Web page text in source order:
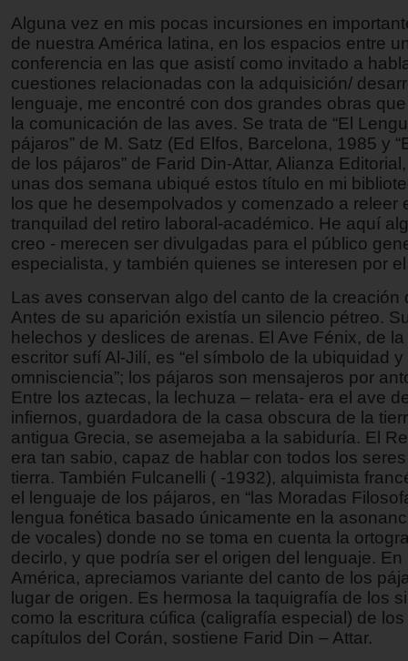
Alguna vez en mis pocas incursiones en
de nuestra América latina, en los espacios entre
conferencia en las que asistí como invitado a
cuestiones relacionadas con la adquisición/
lenguaje, me encontré con dos grandes obras
la comunicación de las aves. Se trata de “El
pájaros” de M. Satz (Ed Elfos, Barcelona, 1985 y
de los pájaros” de Farid Din-Attar, Alianza
unas dos semana ubiqué estos título en mi
los que he desempolvados y comenzado a releer
tranquilad del retiro laboral-académico. He aquí
creo - merecen ser divulgadas para el público
especialista, y también quienes se interesen por
Las aves conservan algo del canto de la creación
Antes de su aparición existía un silencio pétreo.
helechos y deslices de arenas. El Ave Fénix, de
escritor sufí Al-Jilí, es “el símbolo de la ubiquidad y
omnisciencia”; los pájaros son mensajeros por
Entre los aztecas, la lechuza – relata- era el ave
infiernos, guardadora de la casa obscura de la
antigua Grecia, se asemejaba a la sabiduría. El
era tan sabio, capaz de hablar con todos los
tierra. También Fulcanelli ( -1932), alquimista
el lenguaje de los pájaros, en “las Moradas
lengua fonética basado únicamente en la
de vocales) donde no se toma en cuenta la
decirlo, y que podría ser el origen del lenguaje. En
América, apreciamos variante del canto de los
lugar de origen. Es hermosa la taquigrafía de los
como la escritura cúfica (caligrafía especial) de
capítulos del Corán, sostiene Farid Din – Attar.